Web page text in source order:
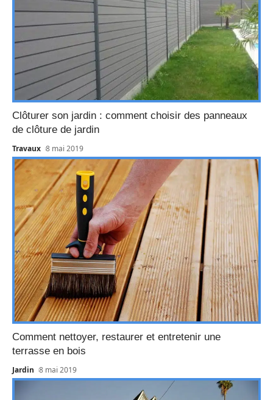
Clôturer son jardin : comment choisir des panneaux
de clôture de jardin
Travaux 8 mai 2019
Comment nettoyer, restaurer et entretenir une
terrasse en bois
Jardin 8 mai 2019